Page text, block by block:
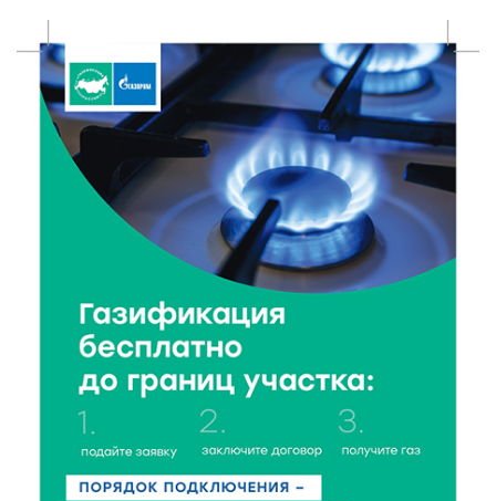
9 Авг 2026 14:13 276
Вышневолоцкий музей раскроет малоизвестные
страницы биографии Муслима Магомаева
9 Авг 2026 13:13 408
Поддержка и знания: в Рамешках обсудили
тонкости грудного вскармливания
9 Авг 2026 12:13 329
От проекта к проекту: в Твери самозанятость чаще
воспринимают как временную меру
9 Авг 2026 12:12 576
Бологовские школьники доказали чистоту воздуха